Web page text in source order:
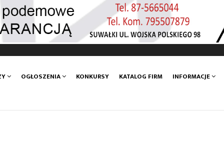
OGŁOSZENIA KONKURSY KATALOG FIRM INFORMACJE